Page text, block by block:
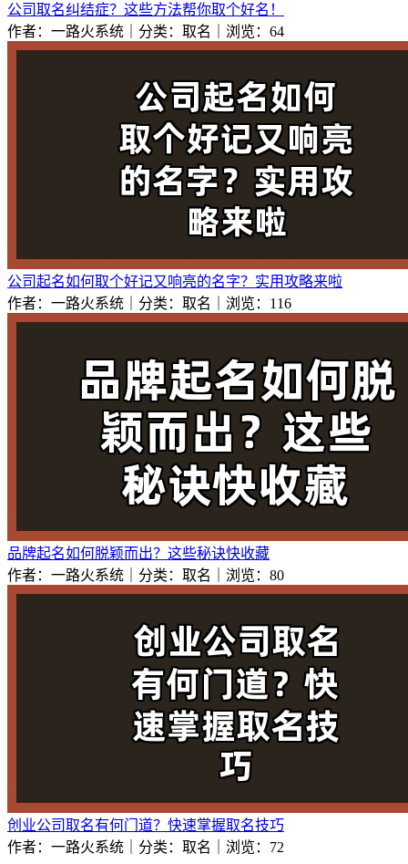
公司取名纠结症？这些方法帮你取个好名！
作者：一路火系统｜分类：取名｜浏览：64
公司起名如何取个好记又响亮的名字？实用攻略来啦
作者：一路火系统｜分类：取名｜浏览：116
品牌起名如何脱颖而出？这些秘诀快收藏
作者：一路火系统｜分类：取名｜浏览：80
创业公司取名有何门道？快速掌握取名技巧
作者：一路火系统｜分类：取名｜浏览：72